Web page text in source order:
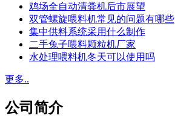
鸡场全自动清粪机后市展望
双管螺旋喂料机常见的问题有哪些
集中供料系统采用什么制作
二手兔子喂料颗粒机厂家
水处理喂料机冬天可以使用吗
更多..
公司简介